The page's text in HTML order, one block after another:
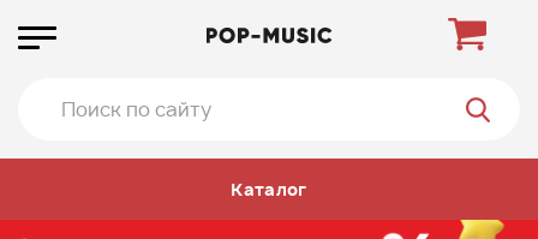
Каталог